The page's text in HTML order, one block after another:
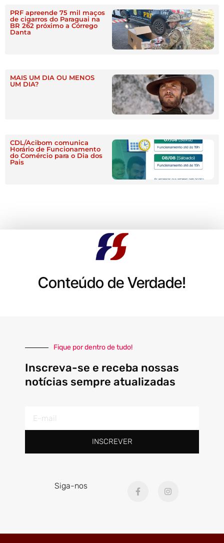
PRF apreende 75 mil maços
de cigarros do Paraguai na
BR 262 próximo a Córrego
Danta
MAIS UM DIA OU MENOS
UM DIA?
CDL/Acibom comunica
Horário de Funcionamento
do Comércio para o Dia dos
Pais
Conteúdo de Verdade!
Fique por dentro de tudo!
Inscreva-se e receba nossas
notícias sempre atualizadas
mail
INSCREVER
Siga-nos
a
o
n
r